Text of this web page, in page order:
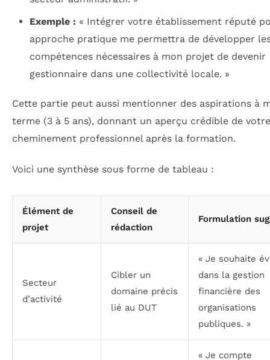
Exemple : « Intégrer votre établissement réputé
approche pratique me permettra de développer
compétences nécessaires à mon projet de devenir
gestionnaire dans une collectivité locale. »
Cette partie peut aussi mentionner des aspirations à
terme (3 à 5 ans), donnant un aperçu crédible de votre
cheminement professionnel après la formation.
Voici une synthèse sous forme de tableau :
Élément de
projet
Conseil de
rédaction
Formulation
Secteur
d’activité
Cibler un
domaine précis
lié au DUT
« Je souhaite
dans la gestion
financière des
organisations
publiques. »
« Je compte